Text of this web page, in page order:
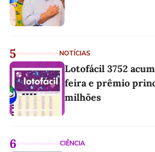
5 NOTÍCIAS
Lotofácil 3752
feira e prêmio
milhões
6 CIÊNCIA